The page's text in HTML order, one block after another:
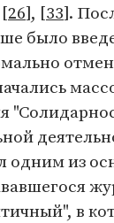
26], [33].
было
одним из
в